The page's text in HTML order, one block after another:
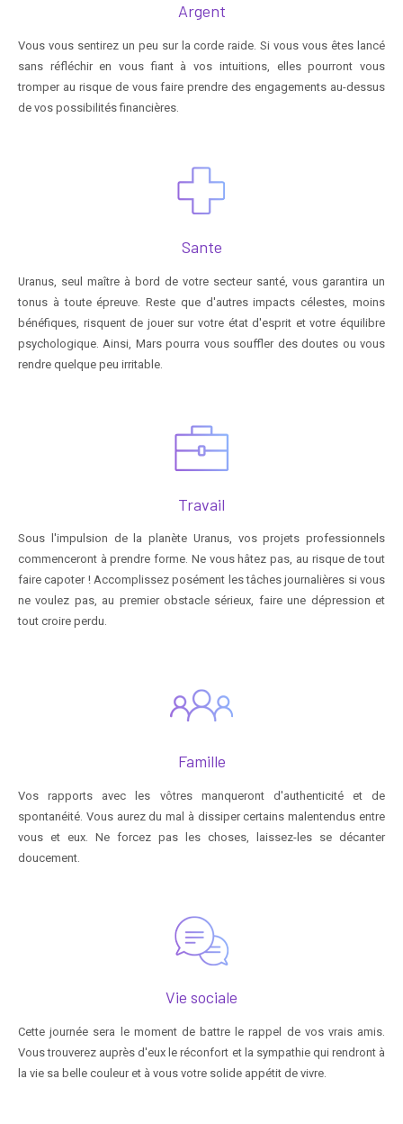
Argent
Vous vous sentirez un peu sur la corde raide. Si vous vous êtes lancé
sans réfléchir en vous fiant à vos intuitions, elles pourront vous
tromper au risque de vous faire prendre des engagements au-dessus
de vos possibilités financières.
Sante
Uranus, seul maître à bord de votre secteur santé, vous garantira un
tonus à toute épreuve. Reste que d'autres impacts célestes, moins
bénéfiques, risquent de jouer sur votre état d'esprit et votre équilibre
psychologique. Ainsi, Mars pourra vous souffler des doutes ou vous
rendre quelque peu irritable.
Travail
Sous l'impulsion de la planète Uranus, vos projets professionnels
commenceront à prendre forme. Ne vous hâtez pas, au risque de tout
faire capoter ! Accomplissez posément les tâches journalières si vous
ne voulez pas, au premier obstacle sérieux, faire une dépression et
tout croire perdu.
Famille
Vos rapports avec les vôtres manqueront d'authenticité et de
spontanéité. Vous aurez du mal à dissiper certains malentendus entre
vous et eux. Ne forcez pas les choses, laissez-les se décanter
doucement.
Vie sociale
Cette journée sera le moment de battre le rappel de vos vrais amis.
Vous trouverez auprès d'eux le réconfort et la sympathie qui rendront à
la vie sa belle couleur et à vous votre solide appétit de vivre.